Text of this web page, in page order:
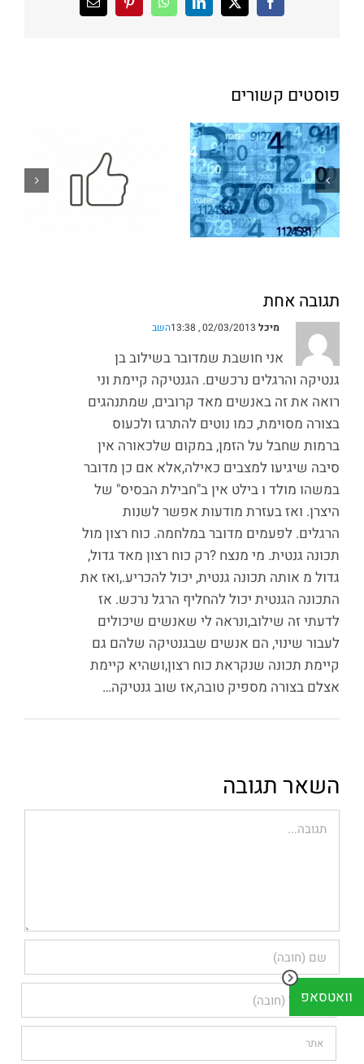
Facebook
X
LinkedIn
WhatsApp
Pinterestכתובת
דואר
פוסטים קשורים
תגובה אחת
מיכל השב
אני חושבת שמדובר בשילוב בן
גנטיקה והרגלים נרכשים. הגנטיקה קיימת וני
רואה את זה באנשים מאד קרובים, שמתנהגים
בצורה מסוימת, כמו נוטים להתרגז ולכעוס
ברמות שחבל על הזמן, במקום שלכאורה אין
סיבה שיגיעו למצבים כאילה,אלא אם כן מדובר
במשהו מולד ו בילט אין ב"חבילת הבסיס" של
היצרן. ואז בעזרת מודעות אפשר לשנות
הרגלים. לפעמים מדובר במלחמה. כוח רצון מול
תכונה גנטית. מי מנצח ?רק כוח רצון מאד גדול,
גדול מ אותה תכונה גנטית, יכול להכריע.,ואז את
התכונה הגנטית יכול להחליף הרגל נרכש. אז
לדעתי זה שילוב,ונראה לי שאנשים שיכולים
לעבור שינוי, הם אנשים שבגנטיקה שלהם גם
קיימת תכונה שנקראת כוח רצון,ושהיא קיימת
אצלם בצורה מספיק טובה,אז שוב גנטיקה…
השאר תגובה
וואטסאפ